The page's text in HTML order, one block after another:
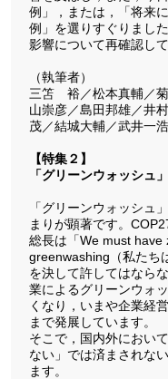
例」，または，「将来
例」を選りすぐりまし
影響について再確認し
（執筆者）
三笘 裕／松本真輔／
山崇彦／島田邦雄／
茂／結城大輔／武井一浩
【特集２】
「グリーンウォッシュ
「グリーンウォッシュ
まりが顕著です。
総長は「We must
greenwashing（私たち
を決して許してはなら
業によるグリーンウォ
くなり，いまや企業経
まで発展しています。
そこで，国内外におい
ない」では済まされな
ます。